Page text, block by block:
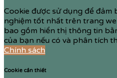
Cookie được sử dụng để đảm
nghiệm tốt nhất trên trang
bao gồm hiển thị thông tin
của bạn nếu có và phân tích
Chính sách
Cookie cần thiết